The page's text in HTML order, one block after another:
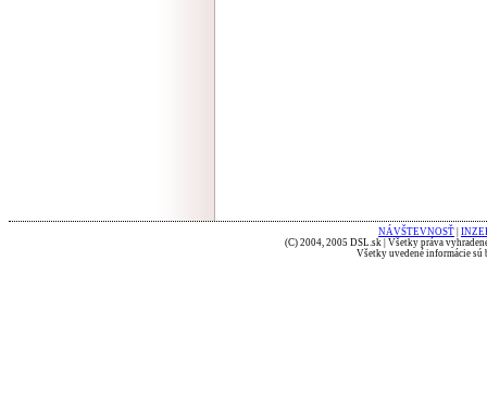
NÁVŠTEVNOSŤ
(C) 2004, 2005 DSL.sk | Všetky práva
Všetky uvedené informácie sú